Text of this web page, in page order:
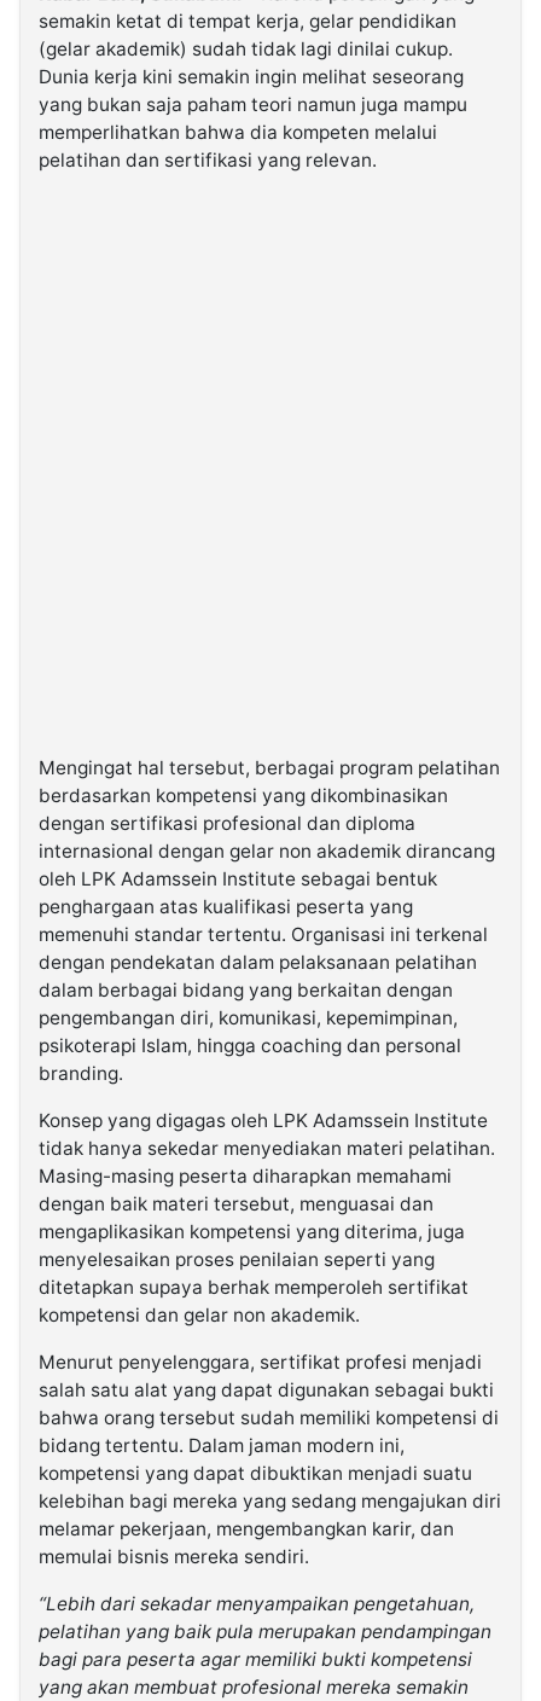
Kabarbaru.co
2026
semakin ketat di tempat kerja, gelar pendidikan
(gelar akademik) sudah tidak lagi dinilai cukup.
Dunia kerja kini semakin ingin melihat seseorang
yang bukan saja paham teori namun juga mampu
memperlihatkan bahwa dia kompeten melalui
pelatihan dan sertifikasi yang relevan.
Mengingat hal tersebut, berbagai program pelatihan
berdasarkan kompetensi yang dikombinasikan
dengan sertifikasi profesional dan diploma
internasional dengan gelar non akademik dirancang
oleh LPK Adamssein Institute sebagai bentuk
penghargaan atas kualifikasi peserta yang
memenuhi standar tertentu. Organisasi ini terkenal
dengan pendekatan dalam pelaksanaan pelatihan
dalam berbagai bidang yang berkaitan dengan
pengembangan diri, komunikasi, kepemimpinan,
psikoterapi Islam, hingga coaching dan personal
branding.
Konsep yang digagas oleh LPK Adamssein Institute
tidak hanya sekedar menyediakan materi pelatihan.
Masing-masing peserta diharapkan memahami
dengan baik materi tersebut, menguasai dan
mengaplikasikan kompetensi yang diterima, juga
menyelesaikan proses penilaian seperti yang
ditetapkan supaya berhak memperoleh sertifikat
kompetensi dan gelar non akademik.
Menurut penyelenggara, sertifikat profesi menjadi
salah satu alat yang dapat digunakan sebagai bukti
bahwa orang tersebut sudah memiliki kompetensi di
bidang tertentu. Dalam jaman modern ini,
kompetensi yang dapat dibuktikan menjadi suatu
kelebihan bagi mereka yang sedang mengajukan diri
melamar pekerjaan, mengembangkan karir, dan
memulai bisnis mereka sendiri.
“Lebih dari sekadar menyampaikan pengetahuan,
pelatihan yang baik pula merupakan pendampingan
bagi para peserta agar memiliki bukti kompetensi
yang akan membuat profesional mereka semakin